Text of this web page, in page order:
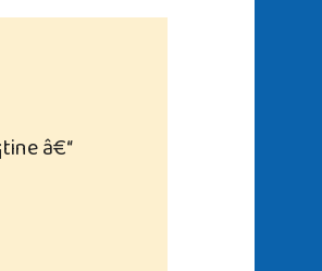
â€“